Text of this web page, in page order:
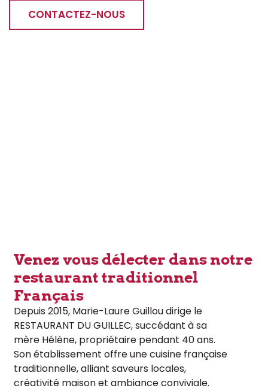
CONTACTEZ-NOUS
Venez vous délecter dans notre
restaurant traditionnel
Français
Depuis 2015, Marie-Laure Guillou dirige le
RESTAURANT DU GUILLEC, succédant à sa
mère Hélène, propriétaire pendant 40 ans.
Son établissement offre une cuisine française
traditionnelle, alliant saveurs locales,
créativité maison et ambiance conviviale.